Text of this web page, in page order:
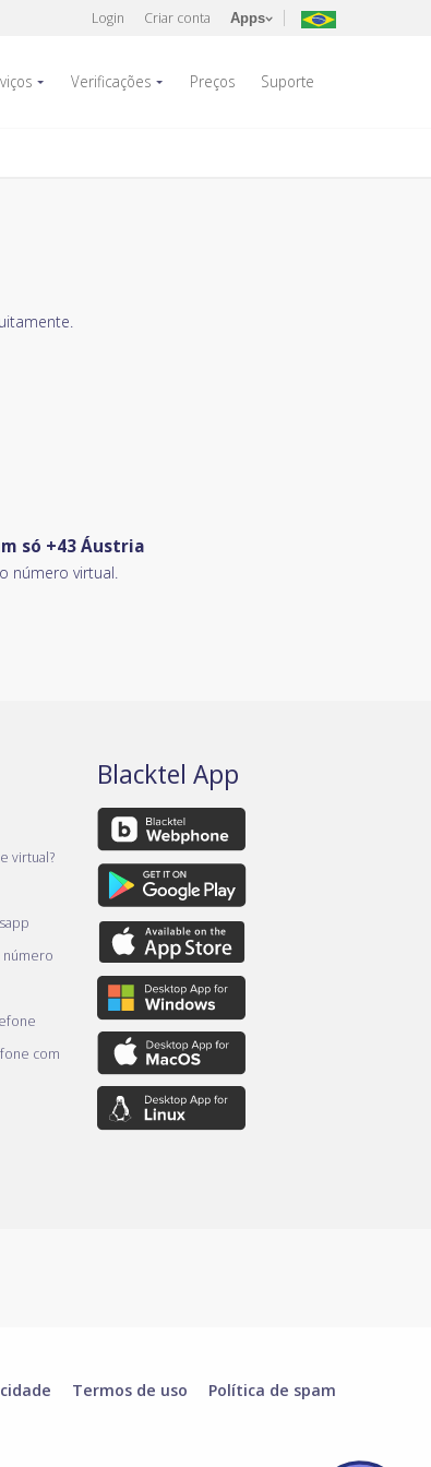
Login Criar conta Apps
Verificações Preços Suporte
só +43 Áustria
número virtual.
virtual?
número
com
Blacktel App
Termos de uso Política de spam